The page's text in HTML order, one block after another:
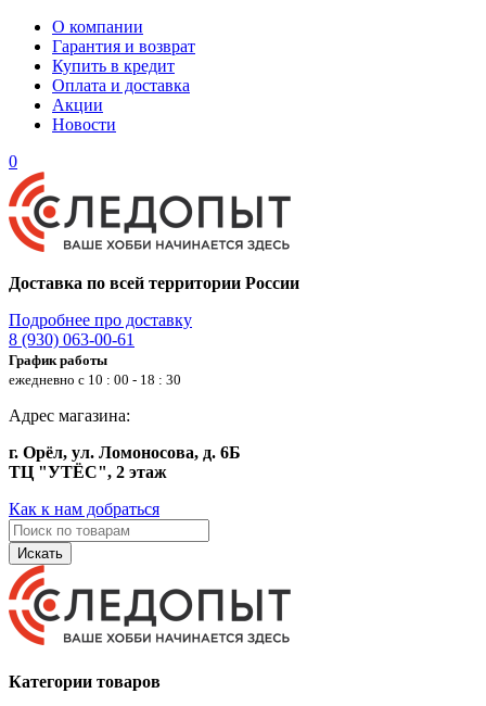
О компании
Гарантия и возврат
Купить в кредит
Оплата и доставка
Акции
Новости
0
Доставка по всей территории России
Подробнее про доставку
8 (930) 063-00-61
График работы
ежедневно с 10 : 00 - 18 : 30
Адрес магазина:
г. Орёл, ул. Ломоносова, д. 6Б
ТЦ "УТЁС", 2 этаж
Как к нам добраться
Искать
Категории товаров